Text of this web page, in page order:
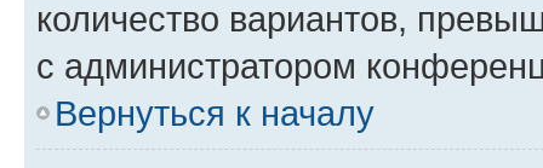
количество вариантов,
с администратором
Вернуться к началу